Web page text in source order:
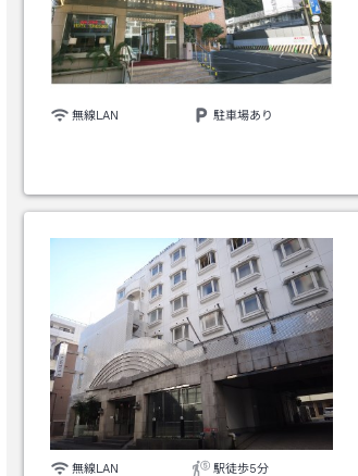
無線LAN 駐車場あり
無線LAN
駅徒歩5分